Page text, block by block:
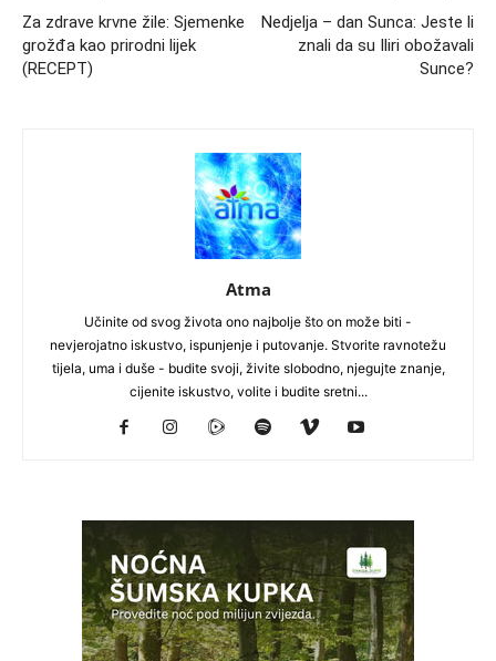
Za zdrave krvne žile: Sjemenke
grožđa kao prirodni lijek
(RECEPT)
Nedjelja – dan Sunca: Jeste li
znali da su Iliri obožavali
Sunce?
Atma
Učinite od svog života ono najbolje što on može biti -
nevjerojatno iskustvo, ispunjenje i putovanje. Stvorite ravnotežu
tijela, uma i duše - budite svoji, živite slobodno, njegujte znanje,
cijenite iskustvo, volite i budite sretni...